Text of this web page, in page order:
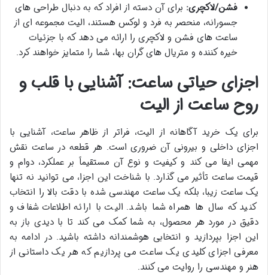
فشن/لاکچری: برای آن دسته از افراد که به دنبال طراحی های
جسورانه، منحصر به فرد و لوکس هستند، الیت مجموعه ای از
ساعت های فشن و لاکچری را ارائه می دهد که با جزئیات
خیره کننده و متریال های گران بها، شما را متمایز خواهند کرد.
اجزای حیاتی ساعت: آشنایی با قلب و
روح ساعت از الیت
برای یک خرید آگاهانه از الیت، فراتر از ظاهر ساعت، آشنایی با
اجزای داخلی و بیرونی آن ضروری است. هر قطعه در ساعت نقش
مهمی ایفا می کند و کیفیت و نوع آن مستقیماً بر عملکرد، دوام و
قیمت ساعت تأثیر می گذارد. با شناخت این اجزا، می توانید نه تنها
یک ساعت زیبا، بلکه یک ساعت مهندسی شده با دقت بالا را انتخاب
کنید که سال ها همراه شما باشد. الیت با ارائه اطلاعات شفاف و
دقیق در مورد هر محصول، به شما کمک می کند تا با دیدی باز به
این اجزا بپردازید و انتخابی هوشمندانه داشته باشید. در ادامه به
معرفی اجزای کلیدی یک ساعت می پردازیم که هر یک داستانی از
هنر و مهندسی را روایت می کنند.